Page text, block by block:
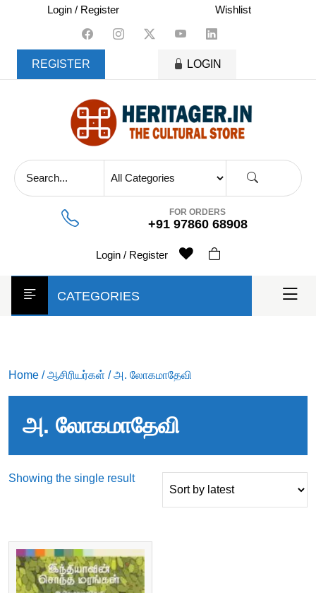
content
Login / Register Wishlist
REGISTER LOGIN
FOR ORDERS
+91 97860 68908
Login / Register
CATEGORIES
Home /ஆசிரியர்கள் / அ. லோகமாதேவி
அ. லோகமாதேவி
Showing the single result